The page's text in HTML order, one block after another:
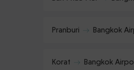
Pranburi Bangkok
Korat Bangkok